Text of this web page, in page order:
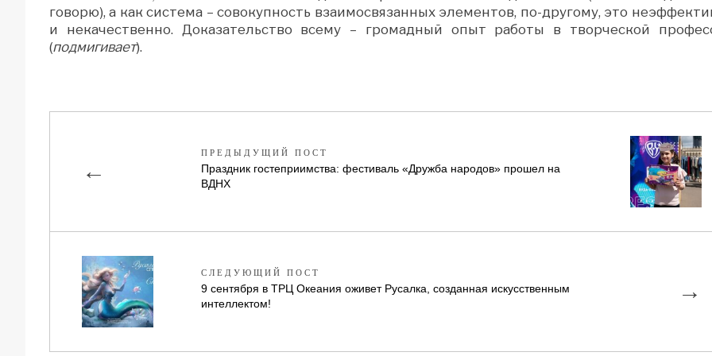
говорю), а как система – совокупность взаимосвязанных элементов, по-другому, это
и некачественно. Доказательство всему – громадный опыт работы в творческой
(подмигивает).
←
ПРЕДЫДУЩИЙ ПОСТ
Праздник гостеприимства: фестиваль «Дружба народов» прошел на
ВДНХ
→
СЛЕДУЮЩИЙ ПОСТ
9 сентября в ТРЦ Океания оживет Русалка, созданная искусственным
интеллектом!